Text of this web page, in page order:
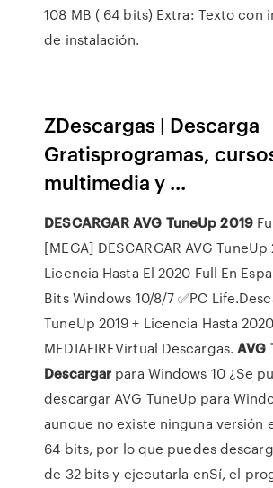
108 MB ( 64 bits) Extra: Texto con
de instalación.
ZDescargas | Descarga
Gratisprogramas,
multimedia y ...
DESCARGAR AVG TuneUp 2019
[MEGA] DESCARGAR AVG TuneUp
Licencia Hasta El 2020 Full En
Bits Windows 10/8/7 ✅PC
TuneUp 2019 + Licencia Hasta
MEDIAFIREVirtual Descargas.AVG
Descargar para Windows 10 ¿Se
descargar AVG TuneUp para
aunque no existe ninguna versión
64 bits, por lo que puedes
de 32 bits y ejecutarla enSí, el